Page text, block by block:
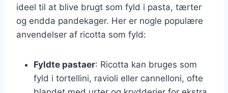
ideel til at blive brugt som fyld i pasta, tærter
og endda pandekager. Her er nogle populære
anvendelser af ricotta som fyld:
Fyldte pastaer: Ricotta kan bruges som
fyld i tortellini, ravioli eller cannelloni, ofte